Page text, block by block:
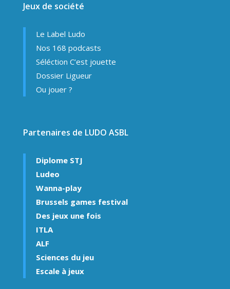
Jeux de société
Le Label Ludo
Nos 168 podcasts
Séléction C’est jouette
Dossier Ligueur
Ou jouer ?
Partenaires de LUDO ASBL
Diplome STJ
Ludeo
Wanna-play
Brussels games festival
Des jeux une fois
ITLA
ALF
Sciences du jeu
Escale à jeux